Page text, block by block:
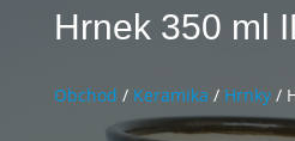
Hrnek 350 ml
Obchod / Keramika / Hrnky/